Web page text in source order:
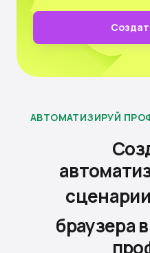
АВТОМАТИЗИРУЙ
сценарии
браузера